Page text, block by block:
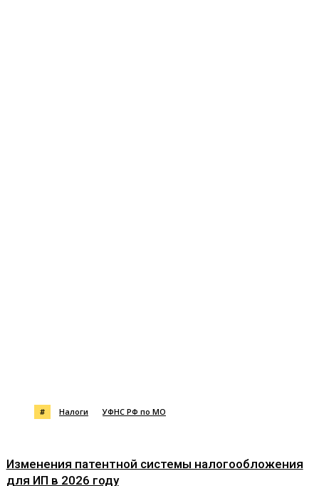
# Налоги УФНС РФ по МО
Изменения патентной системы налогообложения
для ИП в 2026 году